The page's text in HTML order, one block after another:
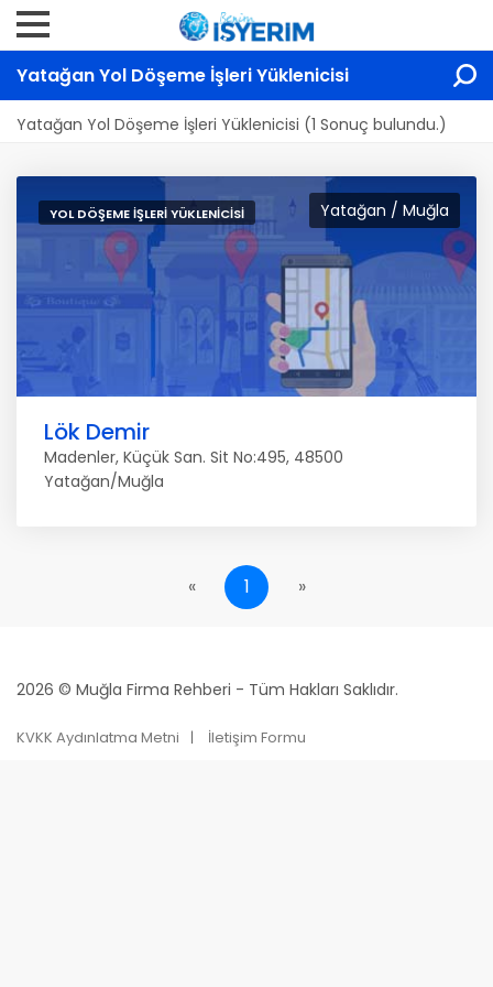
Yatağan Yol Döşeme İşleri Yüklenicisi
Yatağan Yol Döşeme İşleri Yüklenicisi (1 Sonuç bulundu.)
Yatağan / Muğla
YOL DÖŞEME İŞLERI YÜKLENICISI
Lök Demir
Madenler, Küçük San. Sit No:495, 48500
Yatağan/Muğla
« 1 »
2026 © Muğla Firma Rehberi - Tüm Hakları Saklıdır.
KVKK Aydınlatma Metni İletişim Formu